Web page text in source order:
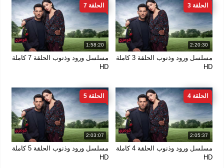
2:20:30
الحلقة 3
مسلسل ورود وذنوب الحلقة 3 كاملة
HD
1:58:20
الحلقة 7
مسلسل ورود وذنوب الحلقة 7 كاملة
HD
2:05:37
الحلقة 4
مسلسل ورود وذنوب الحلقة 4 كاملة
HD
2:03:07
الحلقة 5
مسلسل ورود وذنوب الحلقة 5 كاملة
HD